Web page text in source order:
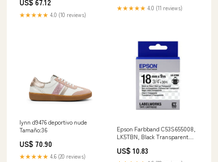
US$ 67.12
★★★★★ 4.0 (10 reviews)
★★★★★ 4.0 (11 reviews)
lynn d9476 deportivo nude
Tamaño:36
US$ 70.90
★★★★★ 4.6 (20 reviews)
Epson Farbband C53S655008,
LK5TBN, Black Transparent
US$ 10.83